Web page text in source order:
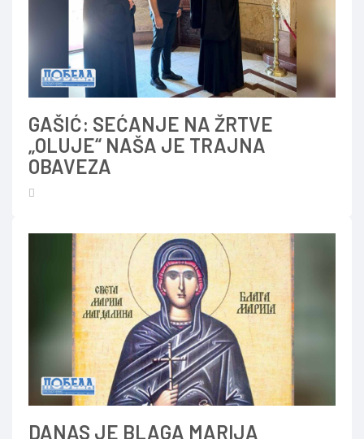
GAŠIĆ: SEĆANJE NA ŽRTVE
„OLUJE“ NAŠA JE TRAJNA
OBAVEZA
DANAS JE BLAGA MARIJA